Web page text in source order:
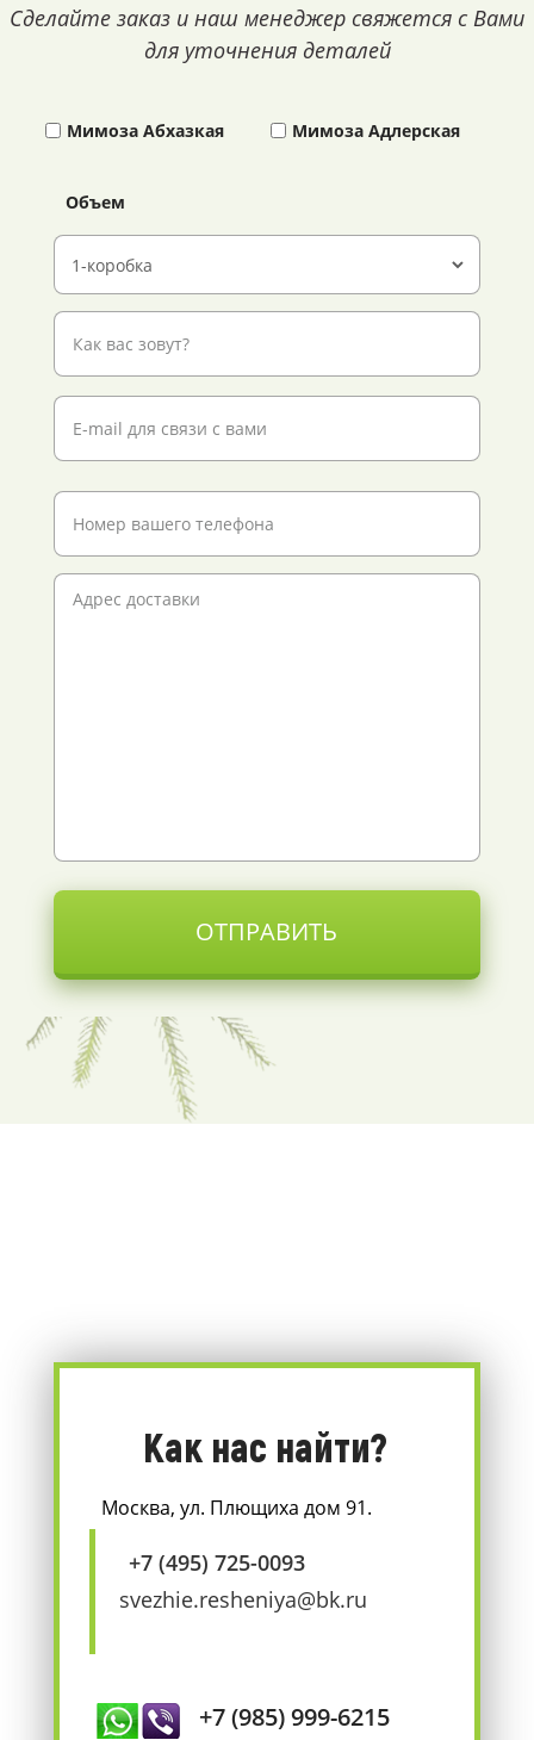
Сделайте заказ и наш менеджер свяжется с Вами
для уточнения деталей
ОТПРАВИТЬ
Мимоза Абхазкая Мимоза Адлерская
Объем
Как нас найти?
Москва, ул. Плющиха дом 91.
+7 (495) 725-0093
svezhie.resheniya@bk.ru
+7 (985) 999-6215